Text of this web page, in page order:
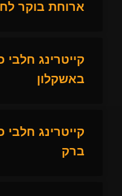
ארוחת בוקר
קייטרינג
באשקלון
קייטרינג חלבי
ברק